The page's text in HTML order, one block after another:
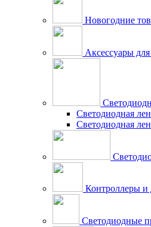
Новогодние
Аксессуары
Светодиодная
Светодиодная
Контроллеры и
Светодиодные